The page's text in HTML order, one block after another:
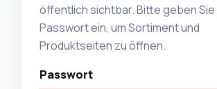
öffentlich sichtbar. Bitte geben Sie
Passwort ein, um Sortiment und
Produktseiten zu öffnen.
Passwort